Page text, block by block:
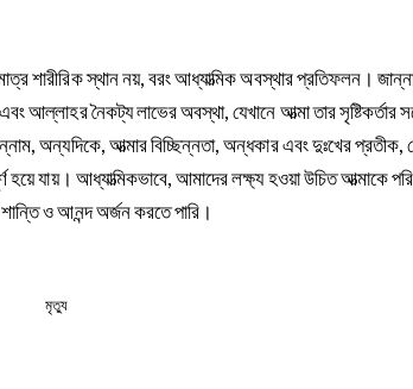
শারীরিক স্থান নয়, বরং আধ্যাত্মিক অবস্থার প্রতিফলন।
আল্লাহর নৈকট্য লাভের অবস্থা, যেখানে আত্মা তার সৃষ্টিকর্তার
অন্যদিকে, আত্মার বিচ্ছিন্নতা, অন্ধকার এবং দুঃখের প্রতীক,
যায়। আধ্যাত্মিকভাবে, আমাদের লক্ষ্য হওয়া উচিত আত্মাকে
ও আনন্দ অর্জন করতে পারি।
মৃত্যু